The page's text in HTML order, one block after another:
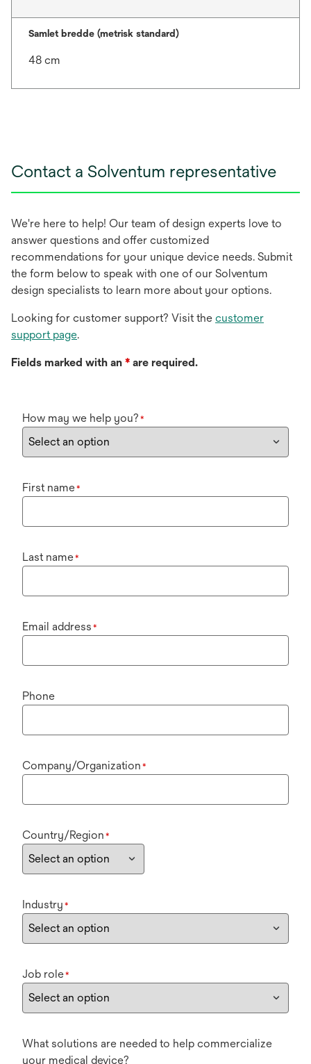
Samlet bredde (metrisk standard)
48 cm
Contact a Solventum representative
We're here to help! Our team of design experts love to
answer questions and offer customized
recommendations for your unique device needs. Submit
the form below to speak with one of our Solventum
design specialists to learn more about your options.
Looking for customer support? Visit the customer
support page.
Fields marked with an * are required.
How may we help you? *
First name*
Last name*
Email address *
Phone
Company/Organization *
Country/Region *
Industry *
Job role*
What solutions are needed to help commercialize
your medical device?